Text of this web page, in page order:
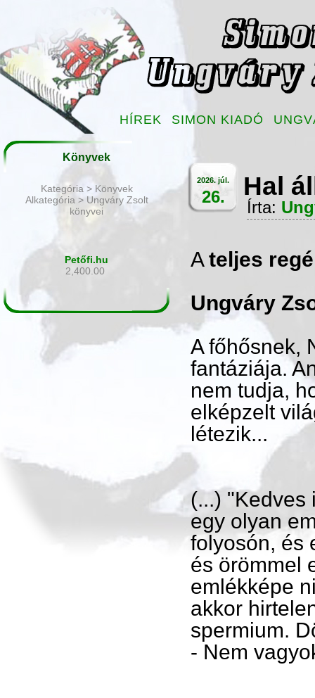
HÍREK SIMON KIADÓ
Könyvek
Kategória > Könyvek
Alkategória > Ungváry Zsolt
könyvei
Petőfi.hu
2,400.00
2026. júl.
26. Hal
Írta:
Ateljes
Ungváry
A főhősnek,
fantáziája.
nem tudja,
elképzelt
létezik...
(...) "Kedves
egy olyan
folyosón, és
és örömmel
emlékképe
akkor
spermium.
- Nem